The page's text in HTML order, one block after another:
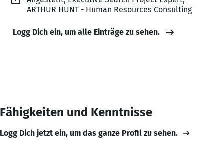
ARTHUR HUNT - Human Resources Consulting
Logg Dich ein, um alle Einträge zu sehen.
Fähigkeiten und Kenntnisse
Logg Dich jetzt ein, um das ganze Profil zu sehen.